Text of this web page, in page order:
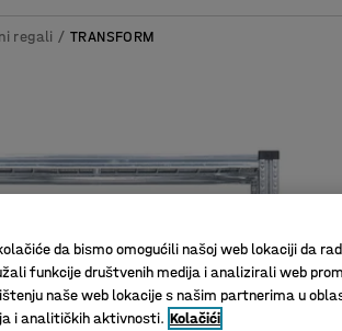
regali TRANSFORM
da bismo omogućili našoj web lokaciji da
funkcije društvenih medija i analizirali web
naše web lokacije s našim partnerima u
i analitičkih aktivnosti. Kolačići